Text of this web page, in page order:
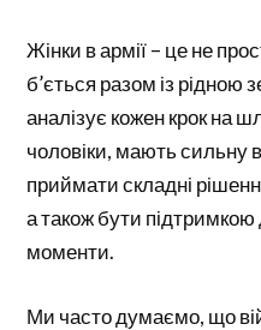
Жінки в армії – це не
б’ється разом із рідною
аналізує кожен крок на
чоловіки, мають сильну
приймати складні
а також бути
моменти.
Ми часто думаємо, що